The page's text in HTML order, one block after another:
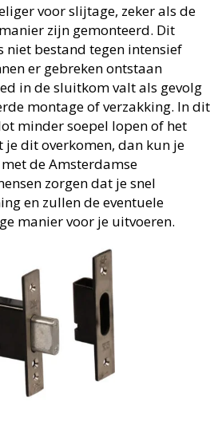
voor slijtage, zeker als de
zijn gemonteerd. Dit
niet bestand tegen intensief
er gebreken ontstaan
in de sluitkom valt als gevolg
montage of verzakking. In dit
minder soepel lopen of het
dit overkomen, dan kun je
de Amsterdamse
zorgen dat je snel
en zullen de eventuele
manier voor je uitvoeren.